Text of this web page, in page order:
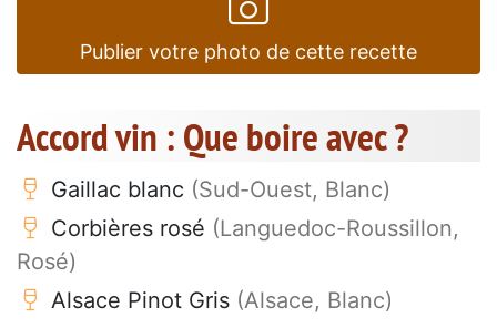
Publier votre photo de cette recette
Accord vin : Que boire avec ?
Gaillac blanc (Sud-Ouest, Blanc)
Corbières rosé (Languedoc-Roussillon,
Rosé)
Alsace Pinot Gris (Alsace, Blanc)